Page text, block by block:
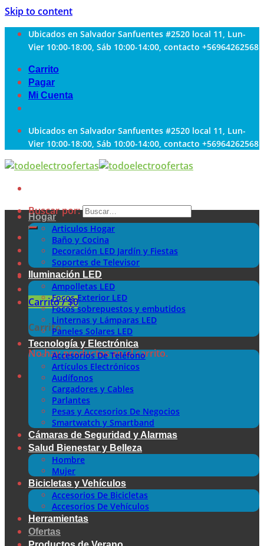
Skip to content
Ubicados en Salvador Sanfuentes #2520 local 11, Lun-
Vier 10:00-18:00, Sáb 10:00-14:00, contacto +56964262568
Carrito
Pagar
Mi Cuenta
Ubicados en Salvador Sanfuentes #2520 local 11, Lun-
Vier 10:00-18:00, Sáb 10:00-14:00, contacto +56964262568
Buscar por:
Carrito /$0
Carrito
No hay productos en el carrito.
Hogar
Articulos Hogar
Baño y Cocina
Decoración LED Jardín y Fiestas
Soportes de Televisor
Iluminación LED
Ampolletas LED
Focos Exterior LED
Focos sobrepuestos y embutidos
Linternas y Lámparas LED
Paneles Solares LED
Tecnología y Electrónica
Accesorios De Teléfono
Artículos Electrónicos
Audífonos
Cargadores y Cables
Parlantes
Pesas y Accesorios De Negocios
Smartwatch y Smartband
Cámaras de Seguridad y Alarmas
Salud Bienestar y Belleza
Hombre
Mujer
Bicicletas y Vehículos
Accesorios De Bicicletas
Accesorios De Vehículos
Herramientas
Ofertas